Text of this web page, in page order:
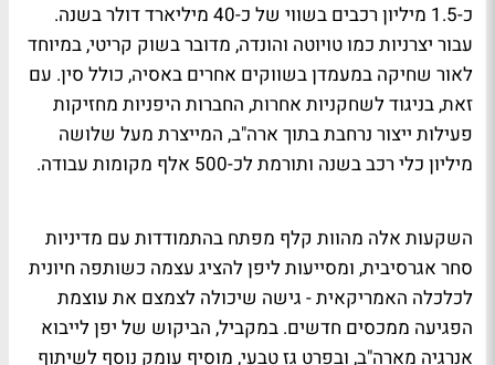
כ-1.5 מיליון רכבים בשווי של כ-40 מיליארד דולר בשנה.
עבור יצרניות כמו טויוטה והונדה, מדובר בשוק קריטי, במיוחד
לאור שחיקה במעמדן בשווקים אחרים באסיה, כולל סין. עם
זאת, בניגוד לשחקניות אחרות, החברות היפניות מחזיקות
פעילות ייצור נרחבת בתוך ארה"ב, המייצרת מעל שלושה
מיליון כלי רכב בשנה ותורמת לכ-500 אלף מקומות עבודה.
השקעות אלה מהוות קלף מפתח בהתמודדות עם מדיניות
סחר אגרסיבית, ומסייעות ליפן להציג עצמה כשותפה חיונית
לכלכלה האמריקאית - גישה שיכולה לצמצם את עוצמת
הפגיעה ממכסים חדשים. במקביל, הביקוש של יפן לייבוא
אנרגיה מארה"ב, ובפרט גז טבעי, מוסיף עומק נוסף לשיתוף